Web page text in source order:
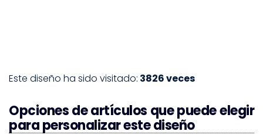
Este diseño ha sido visitado: 3826 veces
Opciones de artículos que puede elegir
para personalizar este diseño